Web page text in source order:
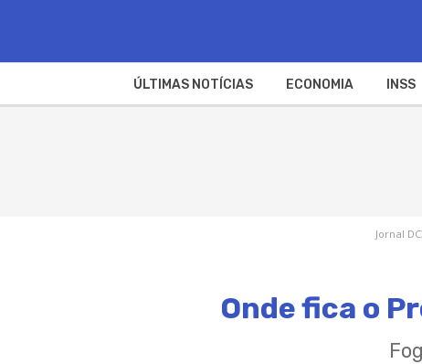
ÚLTIMAS NOTÍCIAS ECONOMIA INSS
Jornal
Onde fica o